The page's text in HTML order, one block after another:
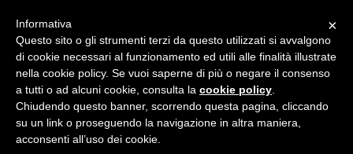
×
Informativa
Questo sito o gli strumenti terzi da questo utilizzati si avvalgono
di cookie necessari al funzionamento ed utili alle finalità illustrate
nella cookie policy. Se vuoi saperne di più o negare il consenso
a tutti o ad alcuni cookie, consulta la cookie policy
Chiudendo questo banner, scorrendo questa pagina, cliccando
su un link o proseguendo la navigazione in altra maniera,
acconsenti all’uso dei cookie.